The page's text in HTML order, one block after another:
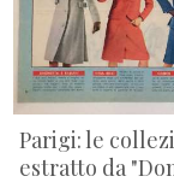
Parigi: le
estratto da